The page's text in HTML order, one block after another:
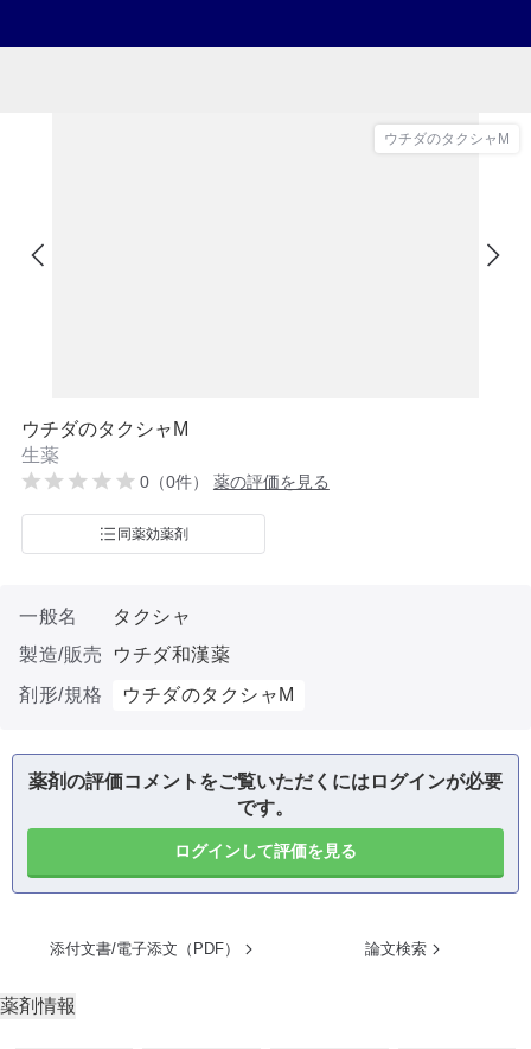
ウチダのタクシャM
ウチダのタクシャM
生薬
0（0件） 薬の評価を見る
同薬効薬剤
一般名
タクシャ
製造/販売
ウチダ和漢薬
剤形/規格
ウチダのタクシャM
薬剤の評価コメントをご覧いただくにはログインが必要
です。
ログインして評価を見る
添付文書/電子添文（PDF） 論文検索
薬剤情報